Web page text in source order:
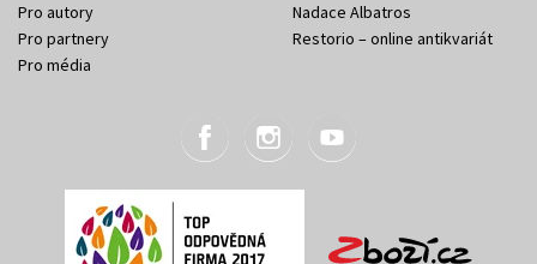
Pro autory
Pro partnery
Pro média
Nadace Albatros
Restorio – online antikvariát